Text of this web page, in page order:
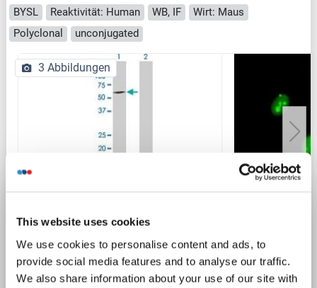
This website uses cookies
We use cookies to personalise content and ads, to
provide social media features and to analyse our traffic.
We also share information about your use of our site with
BYSL Reaktivität: Human WB, IF
Wirt: Maus
Polyclonal
unconjugated
3 Abbildungen
Produktnummer ABIN513839
Datenblatt Details